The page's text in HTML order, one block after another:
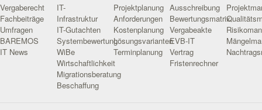
Vergaberecht
Fachbeiträge
Umfragen
BAREMOS
IT News
IT-
Infrastruktur
IT-Gutachten
Systembewertung
WiBe
Wirtschaftlichkeit
Migrationsberatung
Beschaffung
Projektplanung
Anforderungen
Kostenplanung
Lösungsvarianten
Terminplanung
Ausschreibung
Bewertungsmatrix
Vergabeakte
EVB-IT
Vertrag
Fristenrechner